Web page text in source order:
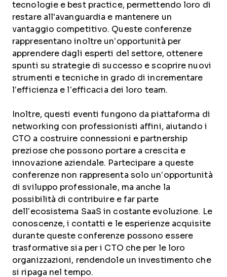
tecnologie e best practice, permettendo loro di
restare all'avanguardia e mantenere un
vantaggio competitivo. Queste conferenze
rappresentano inoltre un’opportunità per
apprendere dagli esperti del settore, ottenere
spunti su strategie di successo e scoprire nuovi
strumenti e tecniche in grado di incrementare
l’efficienza e l’efficacia dei loro team.
Inoltre, questi eventi fungono da piattaforma di
networking con professionisti affini, aiutando i
CTO a costruire connessioni e partnership
preziose che possono portare a crescita e
innovazione aziendale. Partecipare a queste
conferenze non rappresenta solo un’opportunità
di sviluppo professionale, ma anche la
possibilità di contribuire e far parte
dell’ecosistema SaaS in costante evoluzione. Le
conoscenze, i contatti e le esperienze acquisite
durante queste conferenze possono essere
trasformative sia per i CTO che per le loro
organizzazioni, rendendole un investimento che
si ripaga nel tempo.